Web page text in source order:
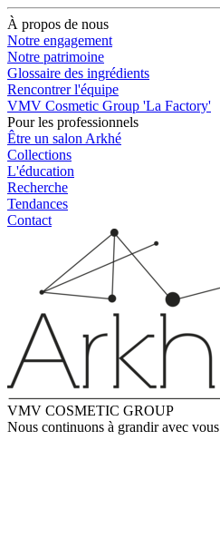
À propos de nous
Notre engagement
Notre patrimoine
Glossaire des ingrédients
Rencontrer l'équipe
VMV Cosmetic Group 'La Factory'
Pour les professionnels
Être un salon Arkhé
Collections
L'éducation
Recherche
Tendances
Contact
VMV COSMETIC GROUP
Nous continuons à grandir avec vous